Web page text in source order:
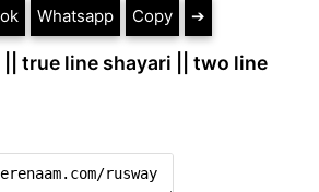
Whatsapp Copy ➔
true line shayari || two line